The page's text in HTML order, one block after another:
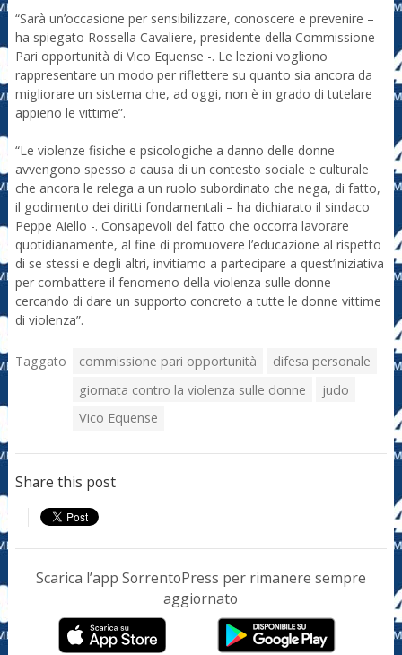
“Sarà un’occasione per sensibilizzare, conoscere e prevenire –
ha spiegato Rossella Cavaliere, presidente della Commissione
Pari opportunità di Vico Equense -. Le lezioni vogliono
rappresentare un modo per riflettere su quanto sia ancora da
migliorare un sistema che, ad oggi, non è in grado di tutelare
appieno le vittime”.
“Le violenze fisiche e psicologiche a danno delle donne
avvengono spesso a causa di un contesto sociale e culturale
che ancora le relega a un ruolo subordinato che nega, di fatto,
il godimento dei diritti fondamentali – ha dichiarato il sindaco
Peppe Aiello -. Consapevoli del fatto che occorra lavorare
quotidianamente, al fine di promuovere l’educazione al rispetto
di se stessi e degli altri, invitiamo a partecipare a quest’iniziativa
per combattere il fenomeno della violenza sulle donne
cercando di dare un supporto concreto a tutte le donne vittime
di violenza”.
Taggato commissione pari opportunità
difesa personale
giornata contro la violenza sulle donne
judo
Vico Equense
Share this post
Scarica l’app SorrentoPress per rimanere sempre
aggiornato